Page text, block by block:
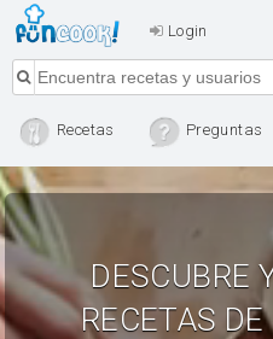
Login
Recetas Preguntas
DESCUBRE
RECETAS